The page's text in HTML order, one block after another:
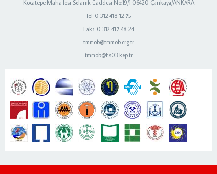
Kocatepe Mahallesi Selanik Caddesi No:19/1 06420 Çankaya/ANKARA
Tel: 0 312 418 12 75
Faks: 0 312 417 48 24
tmmob@tmmob.org.tr
tmmob@hs03.kep.tr